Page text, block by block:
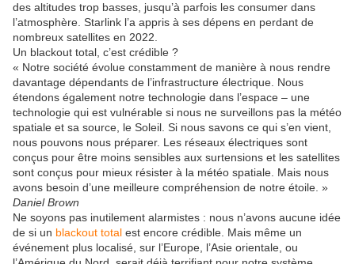
des altitudes trop basses, jusqu’à parfois les consumer dans
l’atmosphère. Starlink l’a appris à ses dépens en perdant de
nombreux satellites en 2022.
Un blackout total, c’est crédible ?
« Notre société évolue constamment de manière à nous rendre
davantage dépendants de l’infrastructure électrique. Nous
étendons également notre technologie dans l’espace – une
technologie qui est vulnérable si nous ne surveillons pas la météo
spatiale et sa source, le Soleil. Si nous savons ce qui s’en vient,
nous pouvons nous préparer. Les réseaux électriques sont
conçus pour être moins sensibles aux surtensions et les satellites
sont conçus pour mieux résister à la météo spatiale. Mais nous
avons besoin d’une meilleure compréhension de notre étoile. »
Daniel Brown
Ne soyons pas inutilement alarmistes : nous n’avons aucune idée
de si un blackout total est encore crédible. Mais même un
événement plus localisé, sur l’Europe, l’Asie orientale, ou